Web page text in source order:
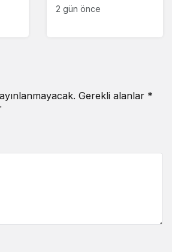
2 gün önce
Gerekli alanlar *